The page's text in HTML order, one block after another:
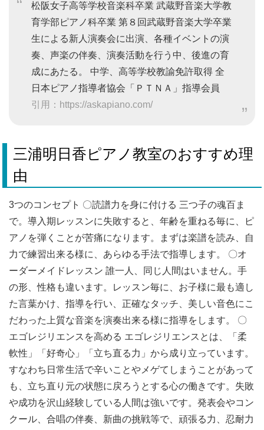
松阪女子高等学校音楽科卒業 武蔵野音楽大学教
育学部ピアノ科卒業 第８回武蔵野音楽大学卒業
生による新人演奏会に出演、各種イベントの演
奏、声楽の伴奏、演奏活動を行う中、後進の育
成にあたる。 中学、高等学校教諭免許取得 全
日本ピアノ指導者協会「ＰＴＮＡ」指導会員
引用：https://askapiano.com/
三浦明日香ピアノ教室のおすすめ理
由
3つのコンセプト 〇読譜力を身に付ける 三つ子の魂百ま
で。導入期レッスンに失敗すると、年齢を重ねる毎に、ピ
アノを弾くことが苦痛になります。まずは楽譜を読み、自
力で練習出来る様に、あらゆる手法で指導します。 〇オ
ーダーメイドレッスン 誰一人、同じ人間はいません。手
の形、性格も違います。レッスン毎に、お子様に最も適し
た言葉かけ、指導を行い、正確なタッチ、美しい音色にこ
だわった上質な音楽を演奏出来る様に指導をします。 〇
エゴレジリエンスを高める エゴレジリエンスとは、「柔
軟性」「好奇心」「立ち直る力」から成り立っています。
すなわち日常生活で辛いことやメゲてしまうことがあって
も、立ち直り元の状態に戻ろうとする心の働きです。失敗
や成功を沢山経験している人間は強いです。発表会やコン
クール、合唱の伴奏、新曲の挑戦等で、頑張る力、忍耐力